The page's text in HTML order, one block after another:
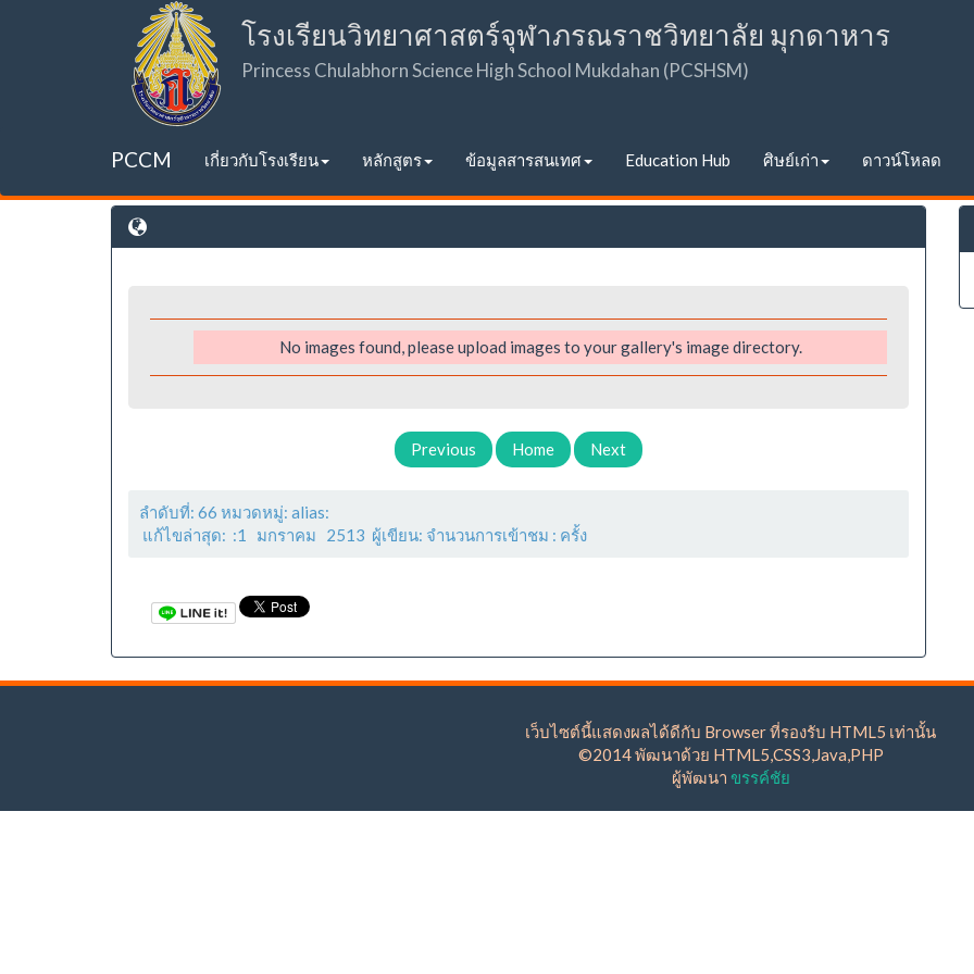
โรงเรียนวิทยาศาสตร์จุฬาภรณราชวิทยาลัย มุกดาหาร
Princess Chulabhorn Science High School Mukdahan (PCSHSM)
PCCM เกี่ยวกับโรงเรียน หลักสูตร ข้อมูลสารสนเทศ Education Hub ศิษย์เก่า ดาวน์โหลด
No images found, please upload images to your gallery's image directory.
Previous Home Next
ลำดับที่: 66 หมวดหมู่: alias:
แก้ไขล่าสุด: :1 มกราคม 2513 ผู้เขียน: จำนวนการเข้าชม : ครั้ง
เว็บไซต์นี้แสดงผลได้ดีกับ Browser ที่รองรับ HTML5 เท่านั้น
©2014 พัฒนาด้วย HTML5,CSS3,Java,PHP
ผู้พัฒนา ขรรค์ชัย